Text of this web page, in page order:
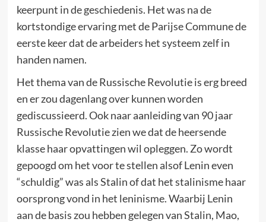
keerpunt in de geschiedenis. Het was na de
kortstondige ervaring met de Parijse Commune de
eerste keer dat de arbeiders het systeem zelf in
handen namen.
Het thema van de Russische Revolutie is erg breed
en er zou dagenlang over kunnen worden
gediscussieerd. Ook naar aanleiding van 90 jaar
Russische Revolutie zien we dat de heersende
klasse haar opvattingen wil opleggen. Zo wordt
gepoogd om het voor te stellen alsof Lenin even
“schuldig” was als Stalin of dat het stalinisme haar
oorsprong vond in het leninisme. Waarbij Lenin
aan de basis zou hebben gelegen van Stalin, Mao,